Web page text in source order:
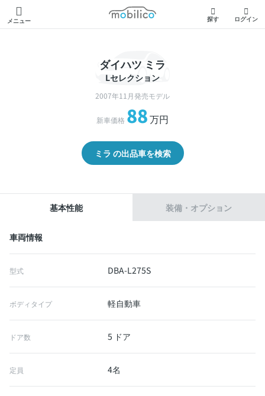
メニュー
モビリコ
探す ログイン
ダイハツ ミラ
Lセレクション
2007年11月発売モデル
新車価格 88万円
ミラ の出品車を検索
基本性能 装備・オプション
車両情報
型式 DBA-L275S
ボディタイプ 軽自動車
ドア数 5 ドア
定員 4名